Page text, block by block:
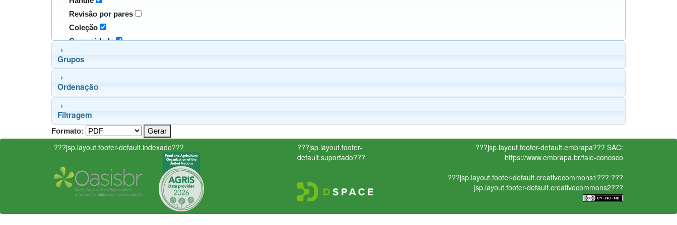
Revisão por pares
Coleção
Comunidade
Grupos
Ordenação
Filtragem
Formato:
???jsp.layout.footer-default.indexado???
???jsp.layout.footer-
default.suportado???
???jsp.layout.footer-default.embrapa??? SAC:
https://www.embrapa.br/fale-conosco
???jsp.layout.footer-default.creativecommons1??? ???
jsp.layout.footer-default.creativecommons2???